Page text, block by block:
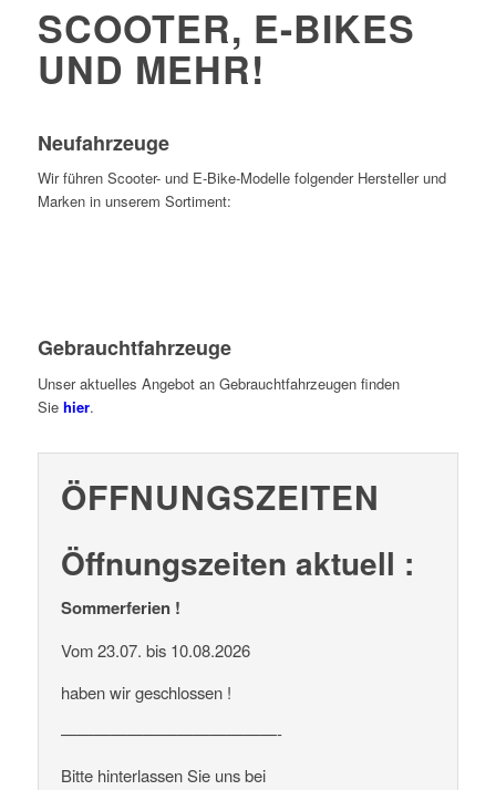
SCOOTER, E-BIKES
UND MEHR!
Neufahrzeuge
Wir führen Scooter- und E-Bike-Modelle folgender Hersteller und
Marken in unserem Sortiment:
Gebrauchtfahrzeuge
Unser aktuelles Angebot an Gebrauchtfahrzeugen finden
Sie hier.
ÖFFNUNGSZEITEN
Öffnungszeiten aktuell :
Sommerferien !
Vom 23.07. bis 10.08.2026
haben wir geschlossen !
—————————————-
Bitte hinterlassen Sie uns bei